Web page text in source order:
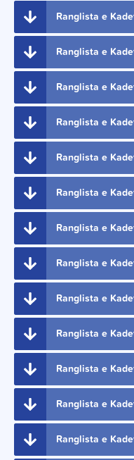
Ranglista e
Ranglista e
Ranglista e
Ranglista e
Ranglista e
Ranglista e
Ranglista e
Ranglista e
Ranglista e
Ranglista e
Ranglista e
Ranglista e
Ranglista e